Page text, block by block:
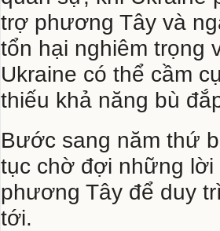
trợ phương Tây và
tổn hại nghiêm trọng
Ukraine có thể cầm
thiếu khả năng bù
Bước sang năm thứ
tục chờ đợi những
phương Tây để duy
tới.